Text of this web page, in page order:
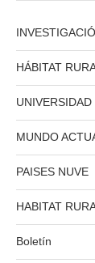
HÁBITAT
UNIVERSIDAD
MUNDO
PAISES NUVE
HABITAT
Boletín